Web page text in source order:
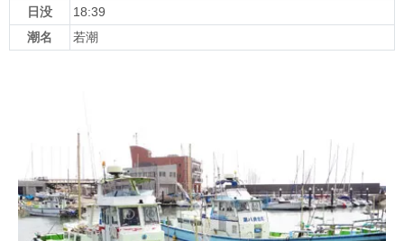
日没
18:39
潮名
若潮